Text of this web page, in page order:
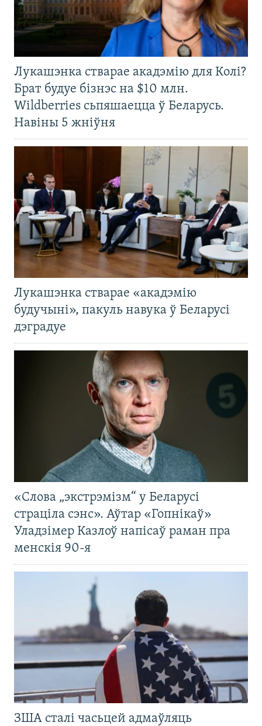
Лукашэнка стварае акадэмію для Колі?
Брат будуе бізнэс на $10 млн.
Wildberries сьпяшаецца ў Беларусь.
Навіны 5 жніўня
Лукашэнка стварае «акадэмію
будучыні», пакуль навука ў Беларусі
дэградуе
«Слова „экстрэмізм“ у Беларусі
страціла сэнс». Аўтар «Гопнікаў»
Уладзімер Казлоў напісаў раман пра
менскія 90-я
ЗША сталі часьцей адмаўляць